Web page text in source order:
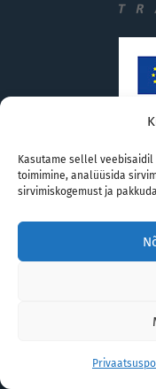
Kasutame sellel
toimimine, analüüsida
sirvimiskogemust ja
Navaka Transport
Paljassaare tee
+372 626 4020